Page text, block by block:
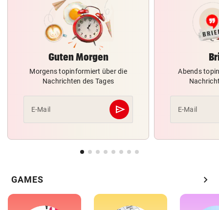
Guten Morgen
Morgens topinformiert über die
Nachrichten des Tages
E-Mail send
Abschicken
Abends
E-Mail
GAMES chevron_right